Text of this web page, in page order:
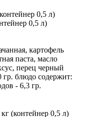
0,5 л)
картофель
паста, масло
перец черный
гр. блюдо содержит:
- 6,3 гр.